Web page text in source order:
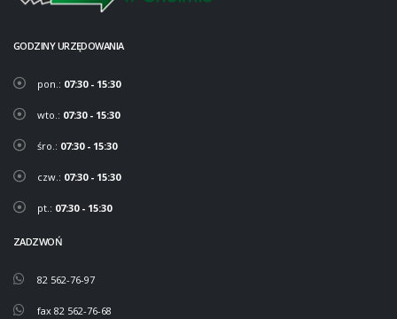
GODZINY URZĘDOWANIA
pon.: 07:30 - 15:30
wto.: 07:30 - 15:30
śro.: 07:30 - 15:30
czw.: 07:30 - 15:30
pt.: 07:30 - 15:30
ZADZWOŃ
82 562-76-97
fax 82 562-76-68